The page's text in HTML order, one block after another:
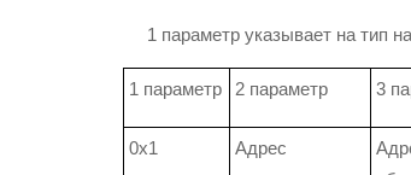
1 параметр указывает на тип
1 параметр 2 параметр 3
0x1
Адрес